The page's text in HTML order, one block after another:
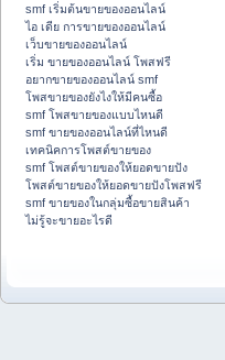
smf เริ่มต้นขายของออนไลน์
ไอ เดีย การขายของออนไลน์
เว็บขายของออนไลน์
เริ่ม ขายของออนไลน์ โพสฟรี
อยากขายของออนไลน์ smf
โพสขายของยังไงให้มีคนซื้อ
smf โพสขายของแบบไหนดี
smf ขายของออนไลน์ที่ไหนดี
เทคนิคการโพสต์ขายของ
smf โพสต์ขายของให้ยอดขายปัง
โพสต์ขายของให้ยอดขายปังโพสฟรี
smf ขายของในกลุ่มซื้อขายสินค้า
ไม่รู้จะขายอะไรดี